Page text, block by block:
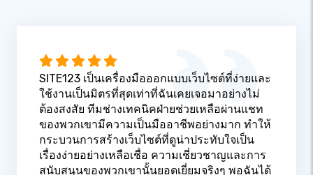
SITE123 เป็นเครื่องมือออกแบบเว็บไซต์ที่ง่ายและ
ใช้งานเป็นมิตรที่สุดเท่าที่ฉันเคยเจอมาอย่างไม่
ต้องสงสัย ทีมช่างเทคนิคฝ่ายช่วยเหลือผ่านแชท
ของพวกเขามีความเป็นมืออาชีพอย่างมาก ทำให้
กระบวนการสร้างเว็บไซต์ที่ดูน่าประทับใจเป็น
เรื่องง่ายอย่างเหลือเชื่อ ความเชี่ยวชาญและการ
สนับสนุนของพวกเขานั้นยอดเยี่ยมจริงๆ พอฉันได้